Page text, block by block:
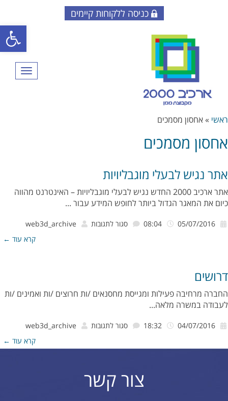
פתח
כניסה ללקוחות קיימים
תפריט
ראשי »אחסון מסמכים
אחסון מסמכים
אתר נגיש לבעלי מוגבליויות
אתר ארכיב 2000 החדש נגיש לבעלי מוגבליויות – האינטרנט מהווה
כיום את המאגר הגדול ביותר לחופש המידע עבור ...
סגור לתגובות על
web3d_archive
קרא עוד ←
דרושים
החברה מרחיבה פעילות ומגייסת מחסנאים /ות חרוצים /ות ואמינים /ות
לעבודה במשרה מלאה...
סגור לתגובות על
web3d_archive
קרא עוד ←
צור קשר